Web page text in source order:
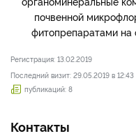
почвенной
фитопрепаратами на
Регистрация: 13.02.2019
Последний визит: 29.05.2019 в 12:43
публикаций: 8
Контакты